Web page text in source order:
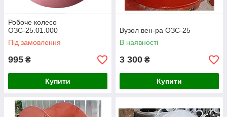
Робоче колесо
ОЗС-25.01.000
Під замовлення
995 ₴
Купити
Вузол вен-ра ОЗС-25
В наявності
3 300 ₴
Купити